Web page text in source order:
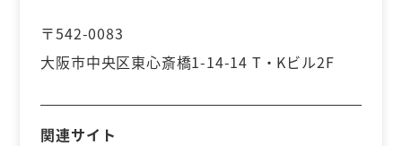
〒542-0083
大阪市中央区東心斎橋1-14-14 T・Kビル2F
関連サイト